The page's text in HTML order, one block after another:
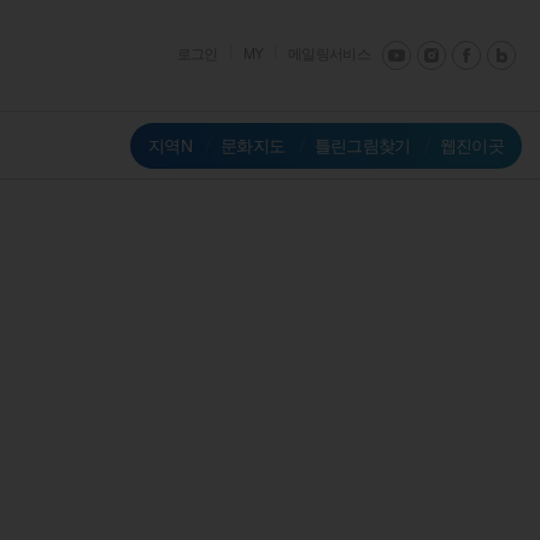
지역N 문화지도 틀린그림찾기 웹진이곳